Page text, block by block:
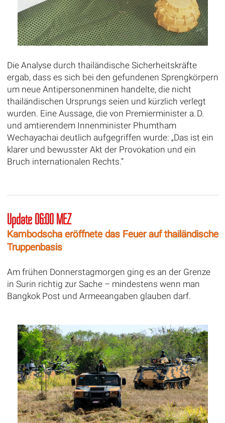
Die Analyse durch thailändische Sicherheitskräfte
ergab, dass es sich bei den gefundenen Sprengkörpern
um neue Antipersonenminen handelte, die nicht
thailändischen Ursprungs seien und kürzlich verlegt
wurden. Eine Aussage, die von Premierminister a. D.
und amtierendem Innenminister Phumtham
Wechayachai deutlich aufgegriffen wurde: „Das ist ein
klarer und bewusster Akt der Provokation und ein
Bruch internationalen Rechts.“
Update 06:00 MEZ
Kambodscha eröffnete das Feuer auf thailändische
Truppenbasis
Am frühen Donnerstagmorgen ging es an der Grenze
in Surin richtig zur Sache – mindestens wenn man
Bangkok Post und Armeeangaben glauben darf.